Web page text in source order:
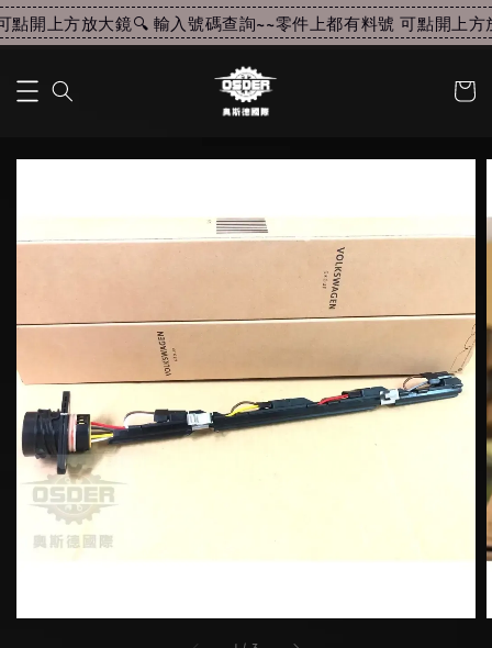
開上方放大鏡🔍 輸入號碼查詢~~零件上都有料號 可點開上方